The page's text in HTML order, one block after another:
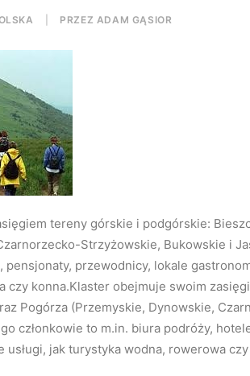
PRZEZ ADAM GĄSIOR
tereny górskie i podgórskie:
Strzyżowskie, Bukowskie i
pensjonaty, przewodnicy, lokale
czy konna.Klaster obejmuje swoim
Pogórza (Przemyskie, Dynowskie,
członkowie to m.in. biura podróży,
jak turystyka wodna, rowerowa